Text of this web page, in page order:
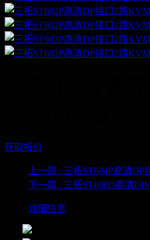
获取报价
上一篇 : 三拓ST604P高清
下一篇 : 三拓ST608D高清
详细信息